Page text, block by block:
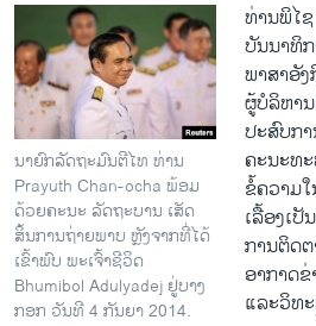
ນາຍົກລັດຖະມົນຕີໄທ ທ່ານ
Prayuth Chan-ocha ພ້ອມ
ດ້ວຍຄະນະ ລັດຖະບານ ເສັດ
ສິ້ນການຖ່າຍພາບ ຫຼັງຈາກທີ່ໄດ້
ເຂົ້າພົບ ພະເຈົ້າຊີວິດ
Bhumibol Adulyadej ຢູ່ບາງ
ກອກ ວັນທີ 4 ກັນຍາ 2014.
ທ່ານພິ​ໄ
ບັນນາທິ
ພາສາອັ
ຜູ້ບໍລິຫາ
ປະສົບ​ກ
ຄະນະທ
ຂໍ້ຄວາມ​
ເລື້ອງ​ເປັ
ການ​ຕິດ
ອາກາດ
ແລະວິ​ທ